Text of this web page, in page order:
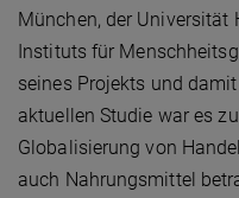
München, der Universität
Instituts für
seines Projekts und
aktuellen Studie war es
Globalisierung von
auch Nahrungsmittel